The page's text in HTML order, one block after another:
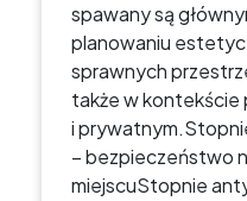
spawany są
planowaniu
sprawnych
także w kontekście
i
– bezpieczeństwo
miejscuStopnie